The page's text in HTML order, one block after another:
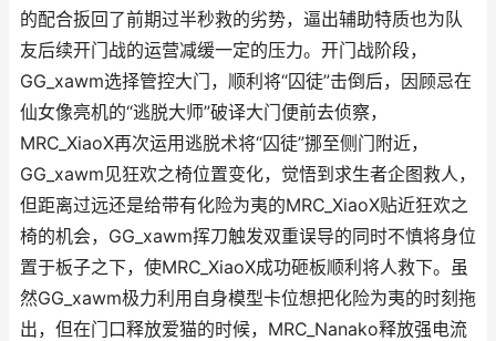
的配合扳回了前期过半秒救的劣势，逼出辅助特质也为队
友后续开门战的运营减缓一定的压力。开门战阶段，
GG_xawm选择管控大门，顺利将“囚徒”击倒后，因顾忌在
仙女像亮机的“逃脱大师”破译大门便前去侦察，
MRC_XiaoX再次运用逃脱术将“囚徒”挪至侧门附近，
GG_xawm见狂欢之椅位置变化，觉悟到求生者企图救人，
但距离过远还是给带有化险为夷的MRC_XiaoX贴近狂欢之
椅的机会，GG_xawm挥刀触发双重误导的同时不慎将身位
置于板子之下，使MRC_XiaoX成功砸板顺利将人救下。虽
然GG_xawm极力利用自身模型卡位想把化险为夷的时刻拖
出，但在门口释放爱猫的时候，MRC_Nanako释放强电流